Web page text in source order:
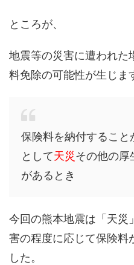
ところが、
地震等の災害に遭われた
料免除の可能性が生じま
保険料を納付するこ
として天災その他の厚
があるとき
今回の熊本地震は「天災
害の程度に応じて保険料
した。